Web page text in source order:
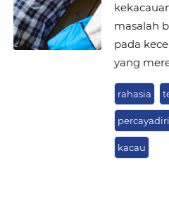
masalah
pada
yang
rahasia
percayadiri
kacau